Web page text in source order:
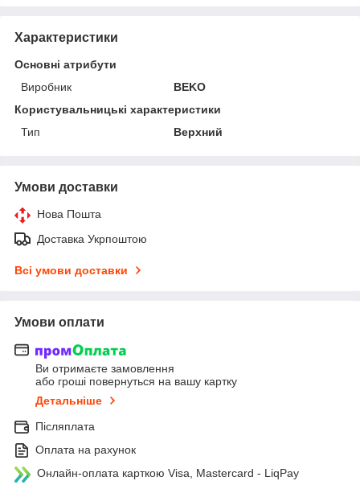
Характеристики
Основні атрибути
Виробник
BEKO
Користувальницькі характеристики
Тип
Верхний
Умови доставки
Нова Пошта
Доставка Укрпоштою
Всі умови доставки
Умови оплати
Ви отримаєте замовлення
або гроші повернуться на вашу картку
Детальніше
Післяплата
Оплата на рахунок
Онлайн-оплата карткою Visa, Mastercard - LiqPay